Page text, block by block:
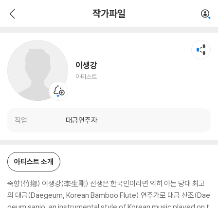
작가파일
이생강
아티스트
직업 대금연주자
아티스트 소개
죽향(竹鄕) 이생강(李生剛) 선생은 한국인이라면 익히 아는 당대 최고
의 대금(Daegeum, Korean Bamboo Flute) 연주가로 대금 산조(Dae